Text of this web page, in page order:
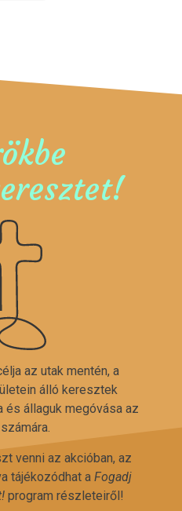
az utak mentén, a
álló keresztek
állaguk megóvása az
venni az akcióban, az
tájékozódhat a Fogadj
program részleteiről!